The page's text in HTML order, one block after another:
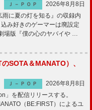
Ｊ－ＰＯＰ
2026年8月8日
に夏の灯を知る』の収録内
み好きのゲーマーは廃設定
場版『僕の心のヤバイや …
SOTA＆MANATO）、
Ｊ－ＰＯＰ
2026年8月8日
」を配信リリースする。
（BE:FIRST）によるユ